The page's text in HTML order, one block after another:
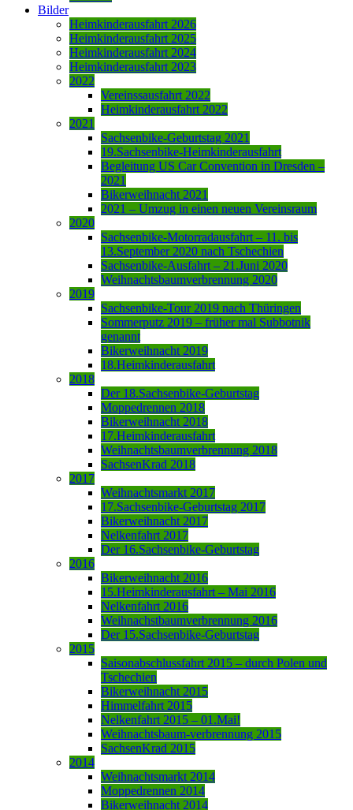
Bilder
Heimkinderausfahrt 2026
Heimkinderausfahrt 2025
Heimkinderausfahrt 2024
Heimkinderausfahrt 2023
2022
Vereinssausfahrt 2022
Heimkinderausfahrt 2022
2021
Sachsenbike-Geburtstag 2021
19.Sachsenbike-Heimkinderausfahrt
Begleitung US Car Convention in Dresden –
2021
Bikerweihnacht 2021
2021 – Umzug in einen neuen Vereinsraum
2020
Sachsenbike-Motorradausfahrt – 11. bis
13.September 2020 nach Tschechien
Sachsenbike-Ausfahrt – 21.Juni 2020
Weihnachtsbaumverbrennung 2020
2019
Sachsenbike-Tour 2019 nach Thüringen
Sommerputz 2019 – früher mal Subbotnik
genannt
Bikerweihnacht 2019
18.Heimkinderausfahrt
2018
Der 18.Sachsenbike-Geburtstag
Moppedrennen 2018
Bikerweihnacht 2018
17.Heimkinderausfahrt
Weihnachtsbaumverbrennung 2018
SachsenKrad 2018
2017
Weihnachtsmarkt 2017
17.Sachsenbike-Geburtstag 2017
Bikerweihnacht 2017
Nelkenfahrt 2017
Der 16.Sachsenbike-Geburtstag
2016
Bikerweihnacht 2016
15.Heimkinderausfahrt – Mai 2016
Nelkenfahrt 2016
Weihnachstbaumverbrennung 2016
Der 15.Sachsenbike-Geburtstag
2015
Saisonabschlussfahrt 2015 – durch Polen und
Tschechien
Bikerweihnacht 2015
Himmelfahrt 2015
Nelkenfahrt 2015 – 01.Mai!
Weihnachtsbaum-verbrennung 2015
SachsenKrad 2015
2014
Weihnachtsmarkt 2014
Moppedrennen 2014
Bikerweihnacht 2014